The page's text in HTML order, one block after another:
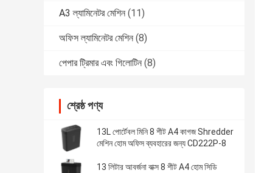
A3 ল্যামিনেটর মেশিন (11)
অফিস ল্যামিনেটর মেশিন (8)
পেপার ট্রিমার এবং গিলোটিন (8)
শ্রেষ্ঠ পণ্য
13L পোর্টেবল মিনি 8 শীট A4 কাগজ Shredder
মেশিন হোম অফিস ব্যবহারের জন্য CD222P-8
13 লিটার আবর্জনা বাক্স 8 শীট A4 হোম সিডি